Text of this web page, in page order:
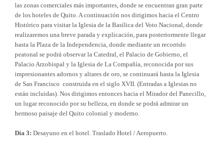
las zonas comerciales más importantes, donde se encuentran gran parte
de los hoteles de Quito. A continuación nos dirigimos hacia el Centro
Histórico para visitar la Iglesia de la Basílica del Voto Nacional, donde
realizaremos una breve parada y explicación, para posteriormente llegar
hasta la Plaza de la Independencia, donde mediante un recorrido
peatonal se podrá observar la Catedral, el Palacio de Gobierno, el
Palacio Arzobispal y la Iglesia de La Compañía, reconocida por sus
impresionantes adornos y altares de oro, se continuará hasta la Iglesia
de San Francisco construida en el siglo XVII. (Entradas a Iglesias no
están incluidas). Nos dirigimos entonces hacia el Mirador del Panecillo,
un lugar reconocido por su belleza, en donde se podrá admirar un
hermoso paisaje del Quito colonial y moderno.
Día 3: Desayuno en el hotel. Traslado Hotel / Aeropuerto.